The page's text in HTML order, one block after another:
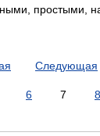
простыми,
Следующая
6 7 8